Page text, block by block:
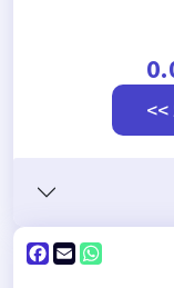
Email
WhatsApp